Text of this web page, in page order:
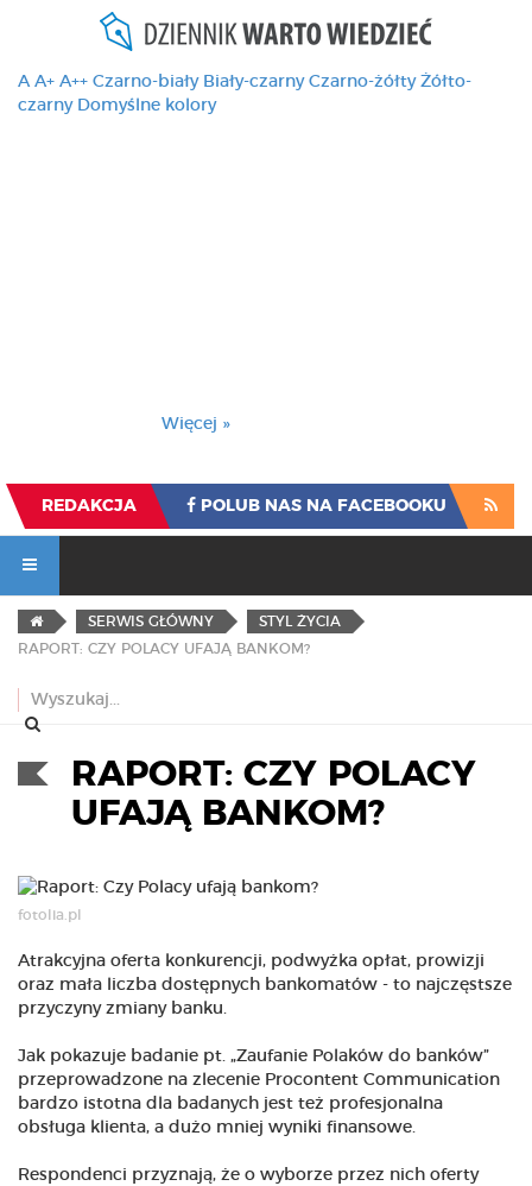
A A+ A++ Czarno-biały Biały-czarny Czarno-żółty Żółto-
czarny Domyślne kolory
Więcej »
REDAKCJA POLUB NAS NA FACEBOOKU
SERWIS GŁÓWNY
STYL ŻYCIA
RAPORT: CZY POLACY UFAJĄ BANKOM?
RAPORT: CZY POLACY
UFAJĄ BANKOM?
fotolia.pl
Atrakcyjna oferta konkurencji, podwyżka opłat, prowizji
oraz mała liczba dostępnych bankomatów - to najczęstsze
przyczyny zmiany banku.
Jak pokazuje badanie pt. „Zaufanie Polaków do banków”
przeprowadzone na zlecenie Procontent Communication
bardzo istotna dla badanych jest też profesjonalna
obsługa klienta, a dużo mniej wyniki finansowe.
Respondenci przyznają, że o wyborze przez nich oferty